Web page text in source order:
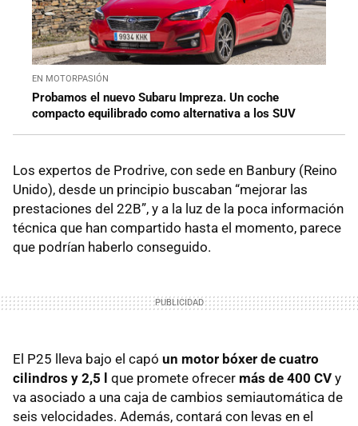
EN MOTORPASIÓN
Probamos el nuevo Subaru Impreza. Un coche
compacto equilibrado como alternativa a los SUV
Los expertos de Prodrive, con sede en Banbury (Reino
Unido), desde un principio buscaban “mejorar las
prestaciones del 22B”, y a la luz de la poca información
técnica que han compartido hasta el momento, parece
que podrían haberlo conseguido.
El P25 lleva bajo el capó un motor bóxer de cuatro
cilindros y 2,5 l que promete ofrecer más de 400 CV y
va asociado a una caja de cambios semiautomática de
seis velocidades. Además, contará con levas en el